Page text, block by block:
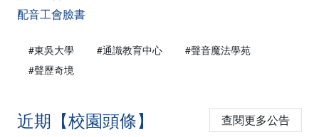
配音工會臉書
#東吳大學 #通識教育中心
#聲音魔法學苑
#聲歷奇境
近期【校園頭條】 查閱更多公告